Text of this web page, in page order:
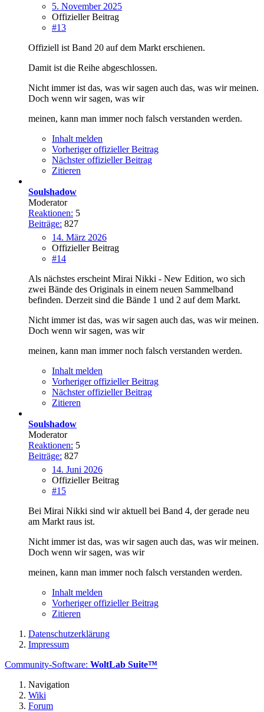
5. November 2025
Offizieller Beitrag
#13
Offiziell ist Band 20 auf dem Markt erschienen.
Damit ist die Reihe abgeschlossen.
Nicht immer ist das, was wir sagen auch das, was wir meinen.
Doch wenn wir sagen, was wir
meinen, kann man immer noch falsch verstanden werden.
Inhalt melden
Vorheriger offizieller Beitrag
Nächster offizieller Beitrag
Zitieren
Soulshadow
Moderator
Reaktionen: 5
Beiträge: 827
14. März 2026
Offizieller Beitrag
#14
Als nächstes erscheint Mirai Nikki - New Edition, wo sich
zwei Bände des Originals in einem neuen Sammelband
befinden. Derzeit sind die Bände 1 und 2 auf dem Markt.
Nicht immer ist das, was wir sagen auch das, was wir meinen.
Doch wenn wir sagen, was wir
meinen, kann man immer noch falsch verstanden werden.
Inhalt melden
Vorheriger offizieller Beitrag
Nächster offizieller Beitrag
Zitieren
Soulshadow
Moderator
Reaktionen: 5
Beiträge: 827
14. Juni 2026
Offizieller Beitrag
#15
Bei Mirai Nikki sind wir aktuell bei Band 4, der gerade neu
am Markt raus ist.
Nicht immer ist das, was wir sagen auch das, was wir meinen.
Doch wenn wir sagen, was wir
meinen, kann man immer noch falsch verstanden werden.
Inhalt melden
Vorheriger offizieller Beitrag
Zitieren
Datenschutzerklärung
Impressum
Community-Software: WoltLab Suite™
Navigation
Wiki
Forum